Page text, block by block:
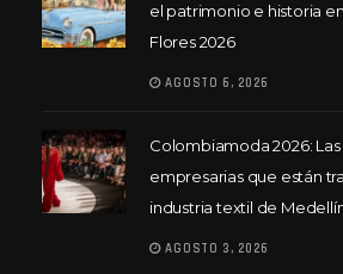
el patrimonio e historia
Flores 2026
AGOSTO 6, 2026
Colombiamoda 2026:
empresarias que están
industria textil de
AGOSTO 3, 2026